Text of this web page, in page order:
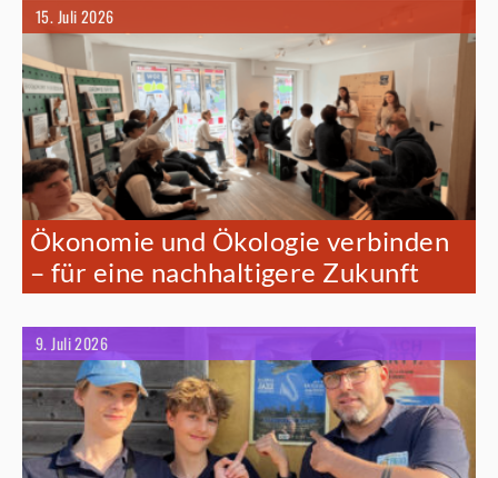
15. Juli 2026
Ökonomie und Ökologie verbinden
– für eine nachhaltigere Zukunft
9. Juli 2026